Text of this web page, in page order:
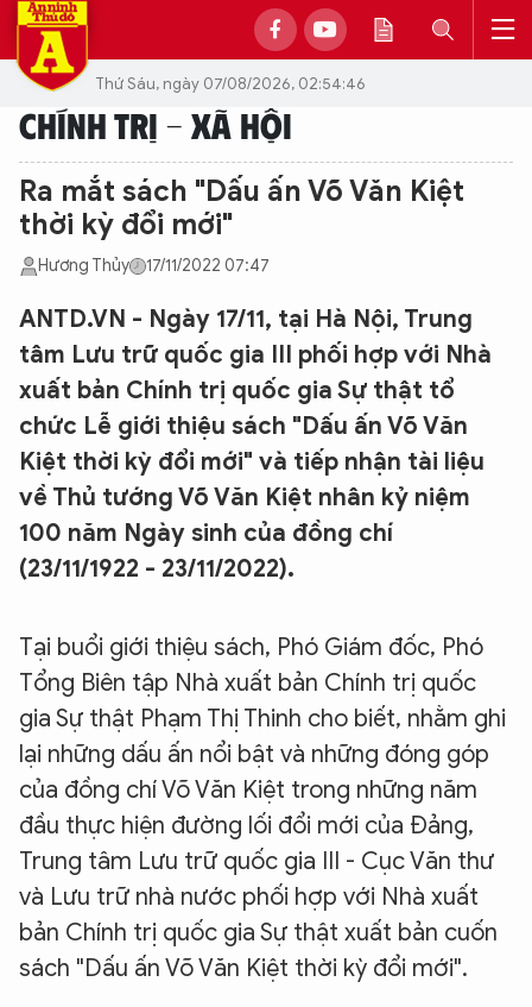
Thứ Sáu, ngày 07/08/2026, 02:54:46
CHÍNH TRỊ - XÃ HỘI
Ra mắt sách "Dấu ấn Võ Văn Kiệt
thời kỳ đổi mới"
Hương Thủy 17/11/2022 07:47
ANTD.VN - Ngày 17/11, tại Hà Nội, Trung
tâm Lưu trữ quốc gia III phối hợp với Nhà
xuất bản Chính trị quốc gia Sự thật tổ
chức Lễ giới thiệu sách "Dấu ấn Võ Văn
Kiệt thời kỳ đổi mới" và tiếp nhận tài liệu
về Thủ tướng Võ Văn Kiệt nhân kỷ niệm
100 năm Ngày sinh của đồng chí
(23/11/1922 - 23/11/2022).
Tại buổi giới thiệu sách, Phó Giám đốc, Phó
Tổng Biên tập Nhà xuất bản Chính trị quốc
gia Sự thật Phạm Thị Thinh cho biết, nhằm ghi
lại những dấu ấn nổi bật và những đóng góp
của đồng chí Võ Văn Kiệt trong những năm
đầu thực hiện đường lối đổi mới của Đảng,
Trung tâm Lưu trữ quốc gia III - Cục Văn thư
và Lưu trữ nhà nước phối hợp với Nhà xuất
bản Chính trị quốc gia Sự thật xuất bản cuốn
sách "Dấu ấn Võ Văn Kiệt thời kỳ đổi mới".